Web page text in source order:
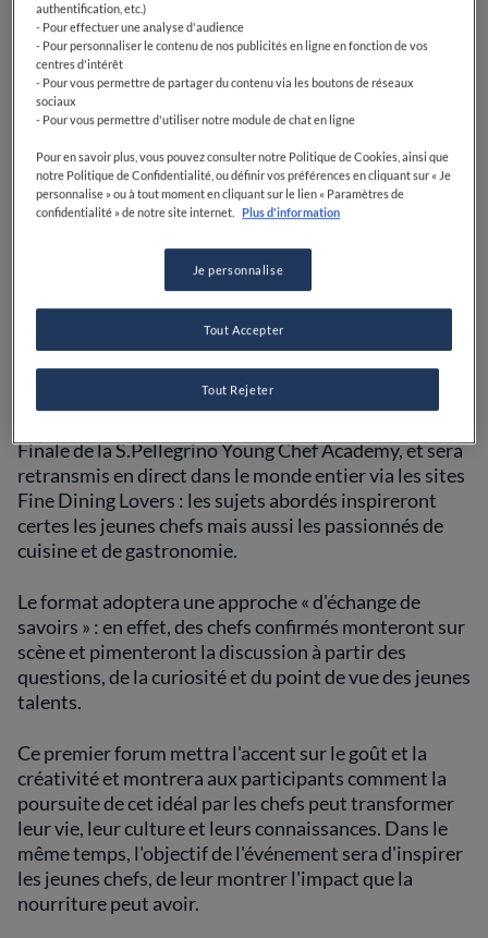
LeBrain Food Forum, organisé parS.Pellegrino Young
Chef Academyet Fine Dining Lovers, sera diffusé en
direct sur notre site Internet de 8h30 à 12.30h.
utilisateurs enregistrés de FDL+, voici donc une
bonne raison de vous inscrire sur notre site dès
aujourd'hui et d'accéder à notre contenu exclusif !
Finale de la S.Pellegrino Young Chef Academy, et sera
retransmis en direct dans le monde entier via les sites
Fine Dining Lovers : les sujets abordés inspireront
certes les jeunes chefs mais aussi les passionnés de
cuisine et de gastronomie.
Le format adoptera une approche « d'échange de
savoirs » : en effet, des chefs confirmés monteront sur
scène et pimenteront la discussion à partir des
questions, de la curiosité et du point de vue des jeunes
talents.
Ce premier forum mettra l'accent sur le goût et la
créativité et montrera aux participants comment la
poursuite de cet idéal par les chefs peut transformer
leur vie, leur culture et leurs connaissances. Dans le
même temps, l'objectif de l'événement sera d'inspirer
les jeunes chefs, de leur montrer l'impact que la
nourriture peut avoir.
authentification, etc.)
- Pour effectuer une analyse d'audience
- Pour personnaliser le contenu de nos publicités en ligne en fonction de vos
centres d'intérêt
- Pour vous permettre de partager du contenu via les boutons de réseaux
sociaux
- Pour vous permettre d'utiliser notre module de chat en ligne
Pour en savoir plus, vous pouvez consulter notre Politique de Cookies, ainsi que
notre Politique de Confidentialité, ou définir vos préférences en cliquant sur « Je
personnalise » ou à tout moment en cliquant sur le lien « Paramètres de
confidentialité » de notre site internet.
Plus d'information
Je personnalise
Tout Rejeter
Tout Accepter